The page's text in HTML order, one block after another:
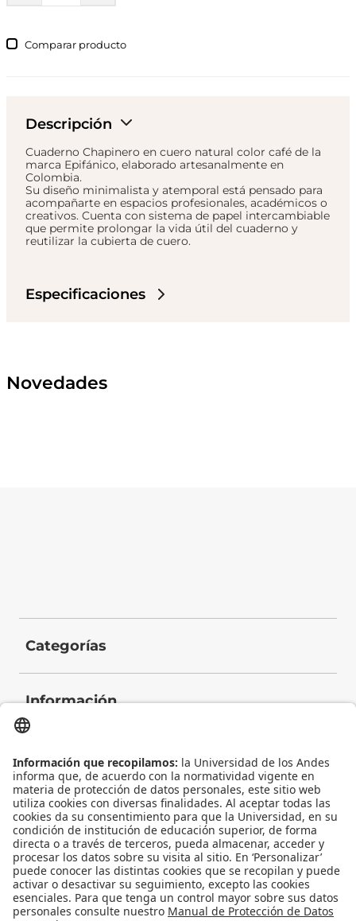
Comparar
Descripción
Cuaderno Chapinero en cuero natural color café de la
marca Epifánico, elaborado artesanalmente en
Colombia.
Su diseño minimalista y atemporal está pensado para
acompañarte en espacios profesionales, académicos o
creativos. Cuenta con sistema de papel intercambiable
que permite prolongar la vida útil del cuaderno y
reutilizar la cubierta de cuero.
Especificaciones
Novedades
Categorías
Información
Contacto
Universidad de los Andes | Vigilada Mineducación